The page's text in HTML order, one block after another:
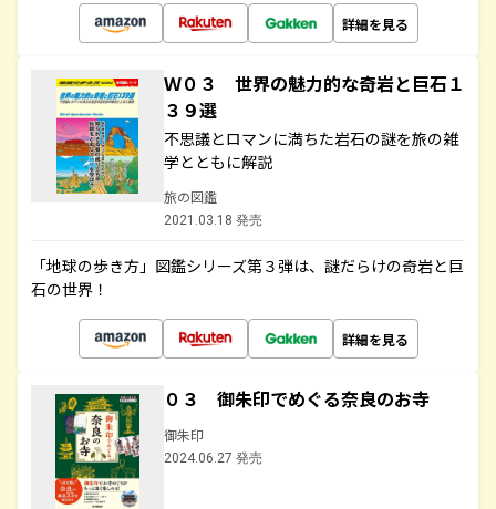
詳細を見る
Ｗ０３ 世界の魅力的な奇岩と巨石１
３９選
不思議とロマンに満ちた岩石の謎を旅の雑
学とともに解説
旅の図鑑
2021.03.18 発売
「地球の歩き方」図鑑シリーズ第３弾は、謎だらけの奇岩と巨
石の世界！
詳細を見る
０３ 御朱印でめぐる奈良のお寺
御朱印
2024.06.27 発売